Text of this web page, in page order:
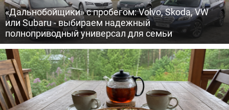
«Дальнобойщики» с пробегом: Volvo, Skoda, VW
или Subaru - выбираем надежный
полноприводный универсал для семьи